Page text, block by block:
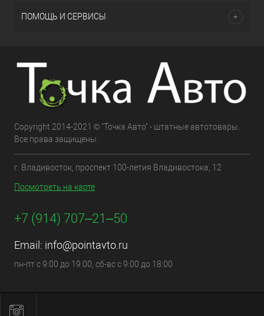
ПОМОЩЬ И СЕРВИСЫ
Copyright 2014-2021 © "Точка Авто" - штатные автотовары.
Все права защищены.
г. Владивосток, проспект 100-летия Владивостока, 12
Посмотреть на карте
+7 (914) 707‒21‒50
Email: info@pointavto.ru
пн-пт с 9:00 до 19:00, сб-вс с 9:00 до 18:00